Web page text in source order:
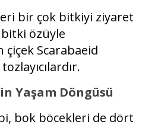
bir çok bitkiyi ziyaret
özüyle
Scarabaeid
Yaşam Döngüsü
bok böcekleri de dört